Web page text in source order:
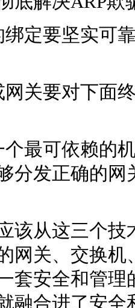
定要坚实可
关要对下面
最可依赖的
分发正确的
该从这三个
网关、交换
套安全和管
融合进了安